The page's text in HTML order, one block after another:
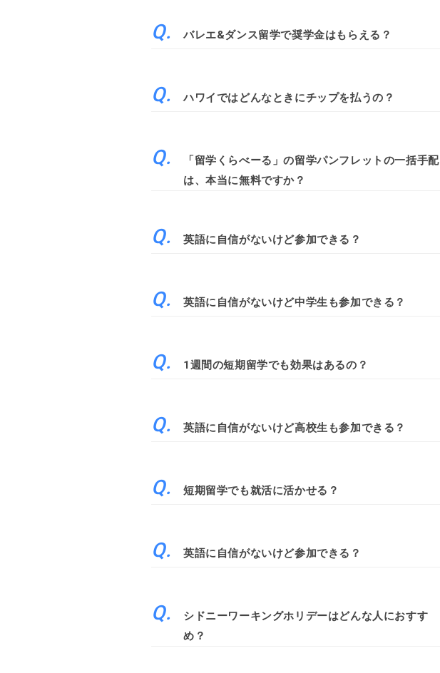
バレエ&ダンス留学で奨学金はもらえる？
ハワイではどんなときにチップを払うの？
「留学くらべーる」の留学パンフレットの一括手配
は、本当に無料ですか？
英語に自信がないけど参加できる？
英語に自信がないけど中学生も参加できる？
1週間の短期留学でも効果はあるの？
英語に自信がないけど高校生も参加できる？
短期留学でも就活に活かせる？
英語に自信がないけど参加できる？
シドニーワーキングホリデーはどんな人におすす
め？